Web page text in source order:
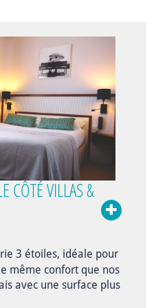
CÔTÉ VILLAS &
3 étoiles, idéale pour
même confort que nos
avec une surface plus